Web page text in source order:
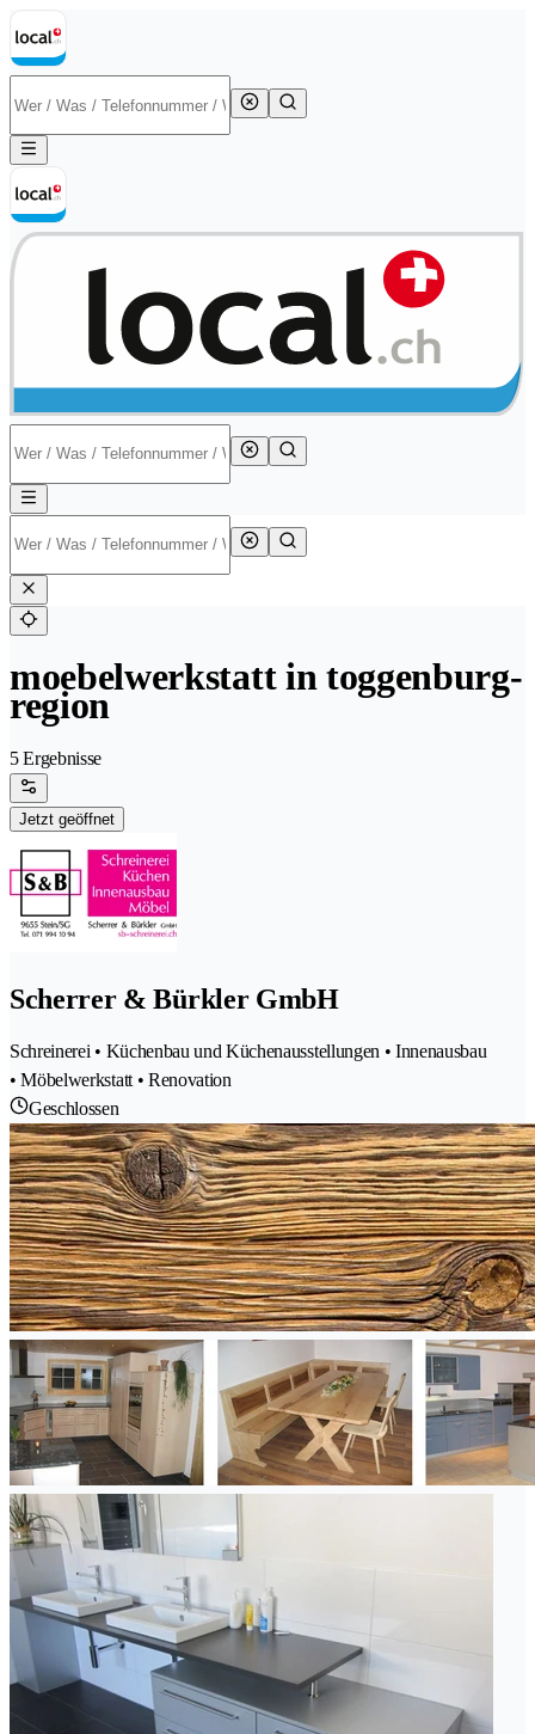
moebelwerkstatt in toggenburg-
region
5 Ergebnisse
Jetzt geöffnet
Scherrer & Bürkler GmbH
Schreinerei • Küchenbau und Küchenausstellungen • Innenausbau
• Möbelwerkstatt • Renovation
Geschlossen